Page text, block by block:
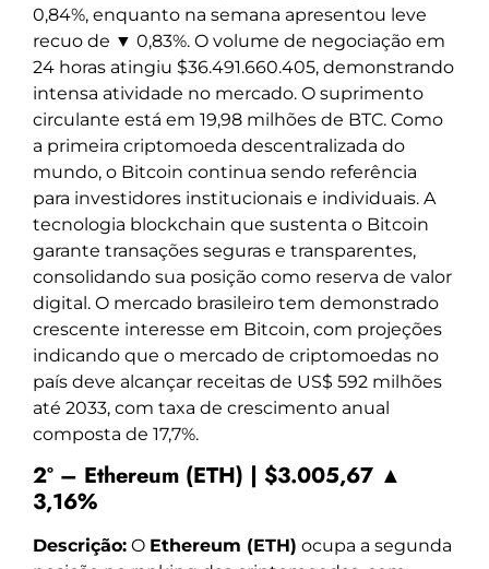
0,84%, enquanto na semana apresentou leve
recuo de ▼ 0,83%. O volume de negociação em
24 horas atingiu $36.491.660.405, demonstrando
intensa atividade no mercado. O suprimento
circulante está em 19,98 milhões de BTC. Como
a primeira criptomoeda descentralizada do
mundo, o Bitcoin continua sendo referência
para investidores institucionais e individuais. A
tecnologia blockchain que sustenta o Bitcoin
garante transações seguras e transparentes,
consolidando sua posição como reserva de valor
digital. O mercado brasileiro tem demonstrado
crescente interesse em Bitcoin, com projeções
indicando que o mercado de criptomoedas no
país deve alcançar receitas de US$ 592 milhões
até 2033, com taxa de crescimento anual
composta de 17,7%.
2º – Ethereum (ETH) | $3.005,67 ▲
3,16%
Descrição: O Ethereum (ETH) ocupa a segunda